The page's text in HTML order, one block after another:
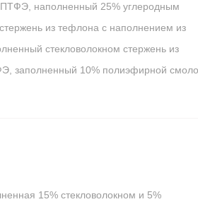
наполненный 25% углеродным
из тефлона с наполнением из
стекловолокном стержень из
заполненный 10% полиэфирной
15% стекловолокном и 5%